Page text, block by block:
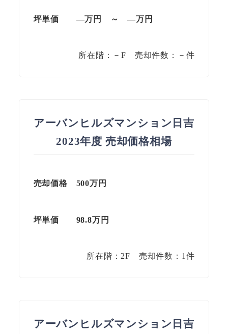
坪単価 —万円 ～ —万円
所在階：－F 売却件数：－件
アーバンヒルズマンション日吉
2023年度 売却価格相場
売却価格 500万円
坪単価 98.8万円
所在階：2F 売却件数：1件
アーバンヒルズマンション日吉